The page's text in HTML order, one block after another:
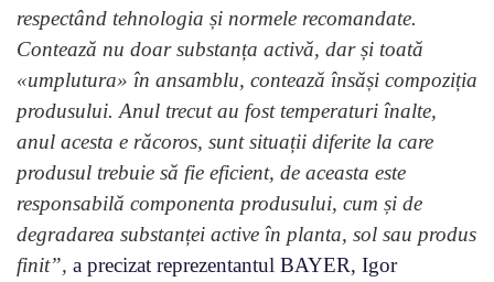
respectând tehnologia și normele recomandate.
Contează nu doar substanța activă, dar și toată
«umplutura» în ansamblu, contează însăși compoziția
produsului. Anul trecut au fost temperaturi înalte,
anul acesta e răcoros, sunt situații diferite la care
produsul trebuie să fie eficient, de aceasta este
responsabilă componenta produsului, cum și de
degradarea substanței active în planta, sol sau produs
finit”, a precizat reprezentantul BAYER, Igor